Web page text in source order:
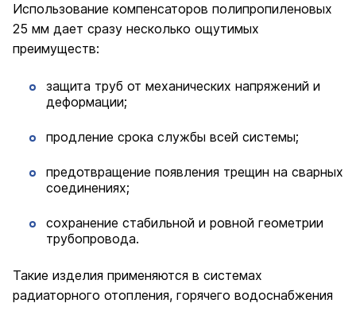
Использование компенсаторов полипропиленовых
25 мм дает сразу несколько ощутимых
преимуществ:
защита труб от механических напряжений и
деформации;
продление срока службы всей системы;
предотвращение появления трещин на сварных
соединениях;
сохранение стабильной и ровной геометрии
трубопровода.
Такие изделия применяются в системах
радиаторного отопления, горячего водоснабжения